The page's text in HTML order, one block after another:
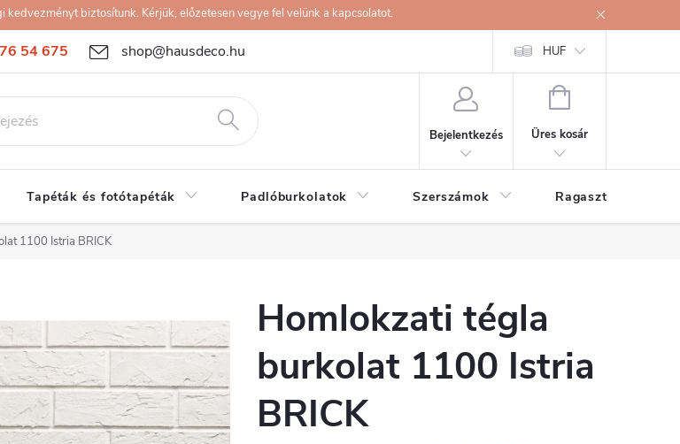
biztosítunk. Kérjük, előzetesen vegye fel velünk a kapcsolatot.
54 675 shop@hausdeco.hu HUF
Bejelentkezés
KOSÁR
Üres kosár
Tapéták és fotótapéták Padlóburkolatok Szerszámok Ragasztók
1100 Istria BRICK
Homlokzati tégla
burkolat 1100 Istria
BRICK